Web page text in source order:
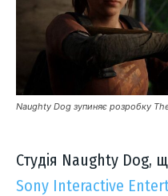
Naughty Dog зупиняє розробку
Студія Naughty Dog,
Sony Interactive